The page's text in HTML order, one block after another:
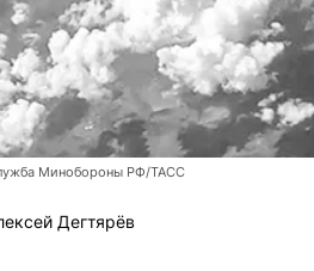
Минобороны РФ/ТАСС
Дегтярёв